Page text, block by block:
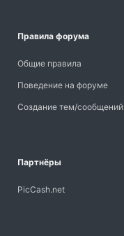
Правила форума
Общие правила
Поведение на форуме
Создание тем/сообщений
Партнёры
PicCash.net